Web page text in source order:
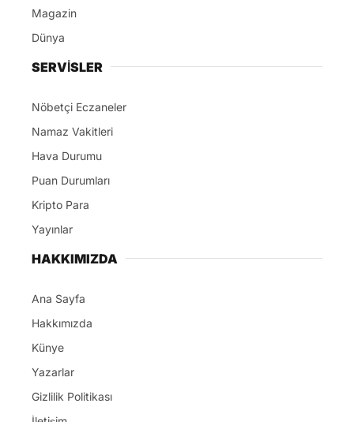
Magazin
Dünya
SERVİSLER
Nöbetçi Eczaneler
Namaz Vakitleri
Hava Durumu
Puan Durumları
Kripto Para
Yayınlar
HAKKIMIZDA
Ana Sayfa
Hakkımızda
Künye
Yazarlar
Gizlilik Politikası